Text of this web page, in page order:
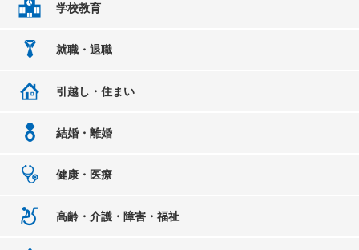
学校教育
就職・退職
引越し・住まい
結婚・離婚
健康・医療
高齢・介護・障害・福祉